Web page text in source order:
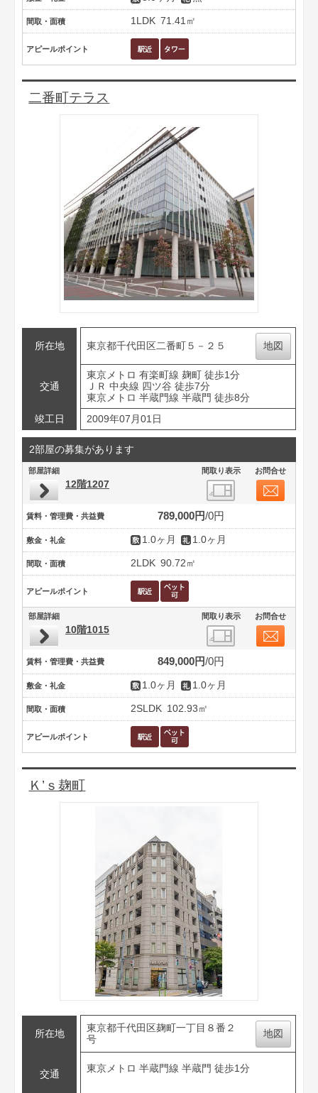
間取・面積 1LDK 71.41㎡
アピールポイント
二番町テラス
所在地 東京都千代田区二番町５－２５ 地図
交通
東京メトロ 有楽町線 麹町 徒歩1分
ＪＲ 中央線 四ツ谷 徒歩7分
東京メトロ 半蔵門線 半蔵門 徒歩8分
竣工日
2009年07月01日
2部屋の募集があります
部屋詳細 間取り表示 お問合せ
12階1207
賃料・管理費・共益費 789,000円 0円
敷金・礼金 1.0ヶ月 1.0ヶ月
間取・面積 2LDK 90.72㎡
アピールポイント
部屋詳細 間取り表示 お問合せ
10階1015
賃料・管理費・共益費 849,000円 0円
敷金・礼金 1.0ヶ月 1.0ヶ月
間取・面積 2SLDK 102.93㎡
アピールポイント
Ｋ’ｓ麹町
所在地
東京都千代田区麹町一丁目８番２
号
地図
交通
東京メトロ 半蔵門線 半蔵門 徒歩1分